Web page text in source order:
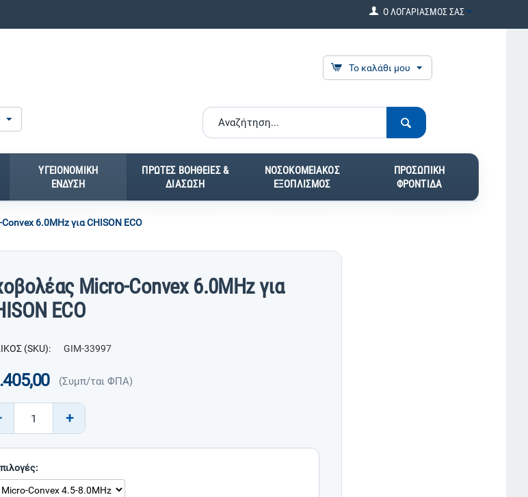
Ο ΛΟΓΑΡΙΑΣΜΟΣ ΣΑΣ
Το καλάθι μου
ΥΓΕΙΟΝΟΜΙΚΗ
ΕΝΔΥΣΗ
ΠΡΩΤΕΣ ΒΟΗΘΕΙΕΣ &
ΔΙΑΣΩΣΗ
ΝΟΣΟΚΟΜΕΙΑΚΟΣ
ΕΞΟΠΛΙΣΜΟΣ
ΠΡΟΣΩΠΙΚΗ
ΦΡΟΝΤΙΔΑ
6.0MHz για CHISON ECO
Micro-Convex 6.0MHz για
ECO
(SKU): GIM-33997
(Συμπ/ται ΦΠΑ)
+